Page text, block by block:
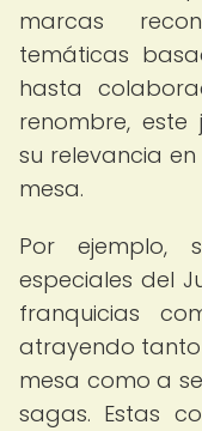
marcas
temáticas
hasta
renombre,
su relevancia
mesa.
Por ejemplo,
especiales del
franquicias
atrayendo
mesa como a
sagas. Estas